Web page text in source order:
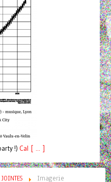
!) Cal [ ... ]
Imagerie